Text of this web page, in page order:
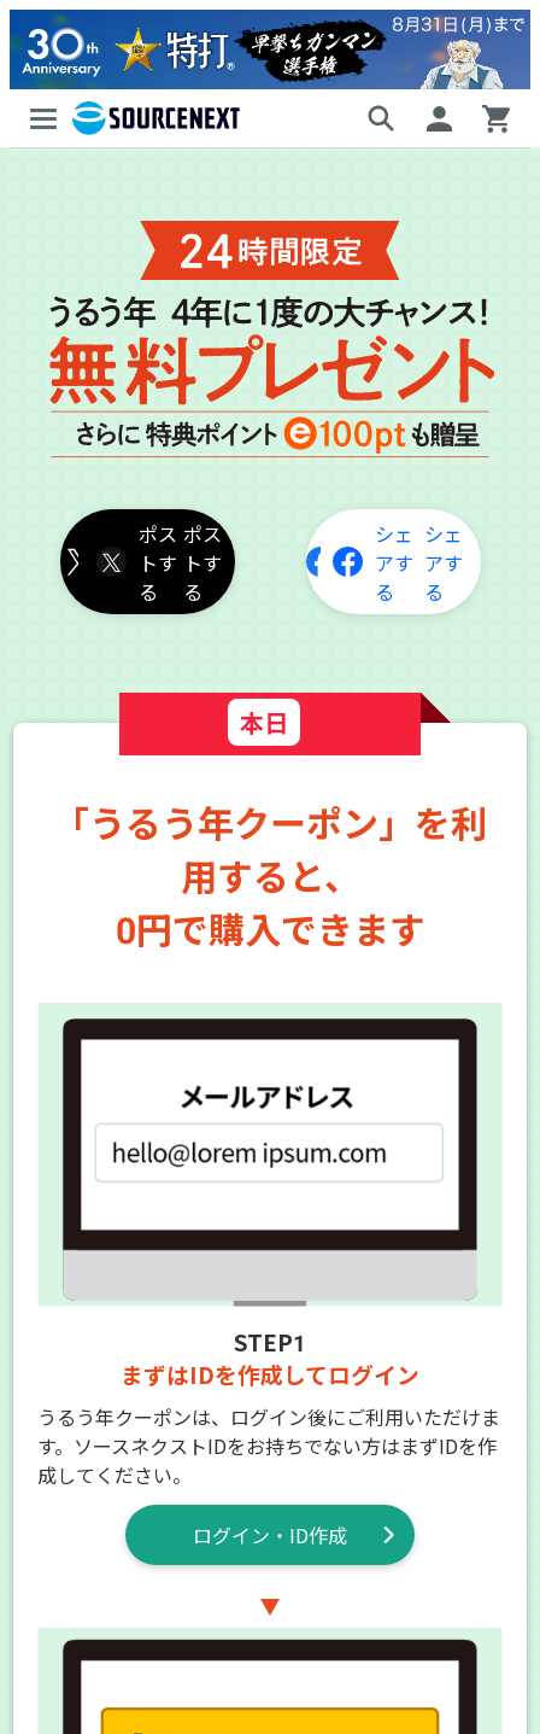
ポス
トす
る
シェ
アす
る
「うるう年クーポン」を利
用すると、
0円で購入できます
STEP1
まずはIDを作成してログイン
うるう年クーポンは、ログイン後にご利用いただけま
す。ソースネクストIDをお持ちでない方はまずIDを作
成してください。
ログイン・ID作成